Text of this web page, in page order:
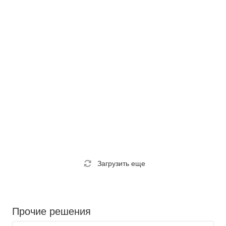
Загрузить еще
Прочие решения